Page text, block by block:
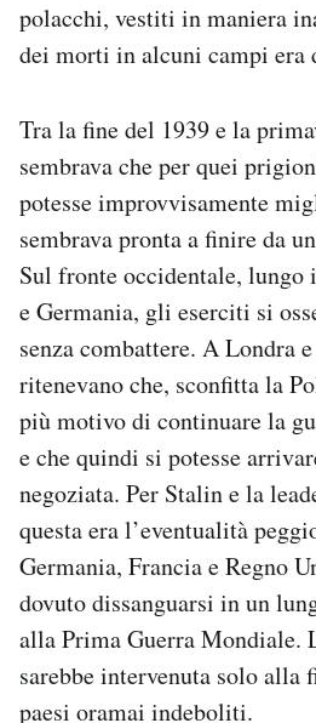
polacchi, vestiti in maniera
dei morti in alcuni campi era
Tra la fine del 1939 e la
sembrava che per quei
potesse improvvisamente
sembrava pronta a finire da
Sul fronte occidentale, lungo
e Germania, gli eserciti si
senza combattere. A Londra
ritenevano che, sconfitta la
più motivo di continuare la
e che quindi si potesse
negoziata. Per Stalin e la
questa era l’eventualità
Germania, Francia e Regno
dovuto dissanguarsi in un
alla Prima Guerra Mondiale.
sarebbe intervenuta solo alla
paesi oramai indeboliti.